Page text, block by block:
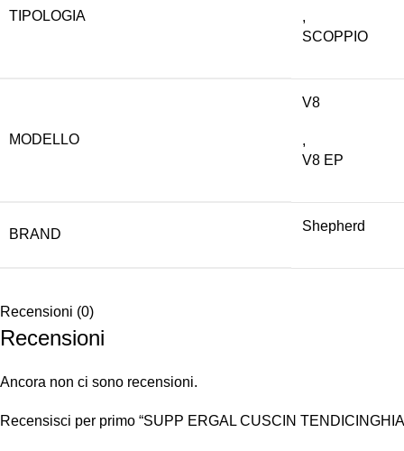
TIPOLOGIA
,
SCOPPIO
MODELLO
V8
,
V8 EP
BRAND
Shepherd
Recensioni (0)
Recensioni
Ancora non ci sono recensioni.
Recensisci per primo “SUPP ERGAL CUSCIN